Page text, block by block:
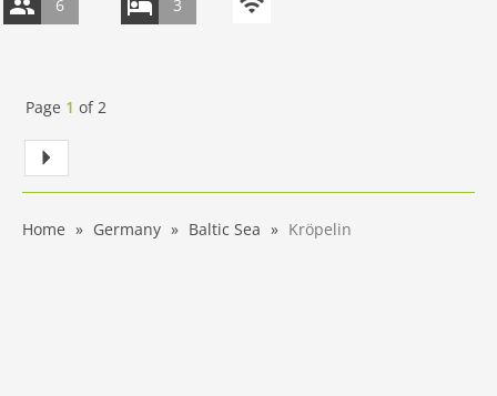
6 3
Page 1 of2
Home Germany Baltic Sea Kröpelin